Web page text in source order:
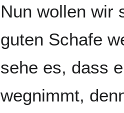
Nun wollen wir
guten Schafe
sehe es, dass
wegnimmt,